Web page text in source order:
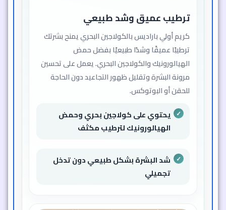
ترطيب عميق وشد طبيعي
كريم أولي باراديس بالكولاجين البحري يمنح بشرتك
ترطيبًا عميقًا وشدًا طبيعيًا بفضل حمض
الهيالورونيك والكولاجين البحري. يعمل على تحسين
مرونة البشرة وتقليل ظهور التجاعيد دون الحاجة
للحقن أو البوتوكس.
يحتوي على كولاجين بحري وحمض
الهيالورونيك لترطيب مكثف
شد البشرة بشكل طبيعي دون تدخل
تجميلي